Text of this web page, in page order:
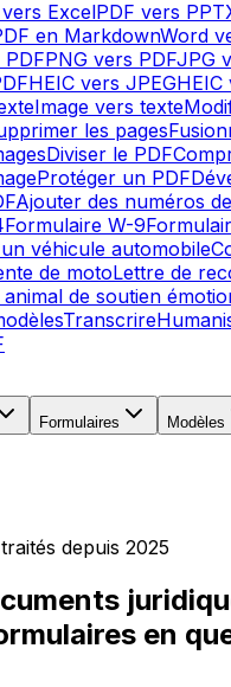
ExcelPDF vers
en MarkdownWord
PNG vers PDFJPG
HEIC vers JPEGHEIC
Image vers texte
les pages
Diviser le PDF
Protéger un PDF
Ajouter des numéros de
Formulaire W-9
véhicule automobile
de motoLettre de
de soutien
Transcrire
Formulaires Modèles
depuis 2025
en